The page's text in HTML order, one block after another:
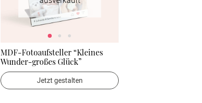
MDF-Fotoaufsteller “Kleines
Wunder-großes Glück”
Jetzt gestalten